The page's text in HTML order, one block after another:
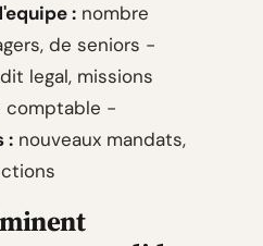
: nombre
de seniors -
legal, missions
comptable -
: nouveaux mandats,